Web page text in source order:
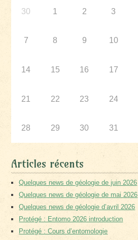
30 1 2 3
7 8 9 10
14 15 16 17
21 22 23 24
28 29 30 31
Articles récents
Quelques news de géologie de juin 2026
Quelques news de géologie de mai 2026
Quelques news de géologie d’avril 2026
Protégé : Entomo 2026 introduction
Protégé : Cours d’entomologie